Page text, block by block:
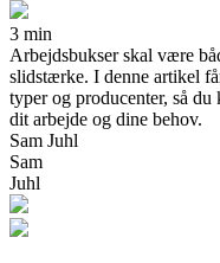
3 min
Arbejdsbukser skal være
slidstærke. I denne artikel
typer og producenter, så
dit arbejde og dine behov.
Sam Juhl
Sam
Juhl